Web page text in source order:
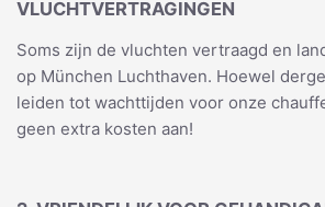
VLUCHTVERTRAGINGEN
Soms zijn de vluchten vertraagd en
op München Luchthaven. Hoewel
leiden tot wachttijden voor onze
geen extra kosten aan!